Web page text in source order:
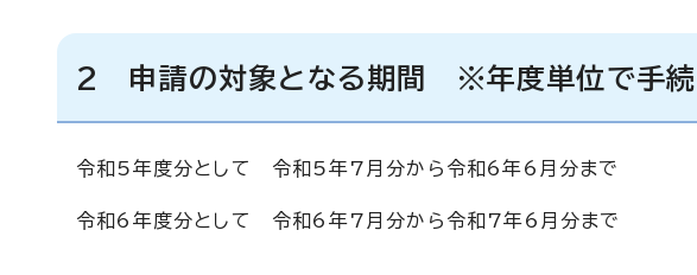
2 申請の対象となる期間 ※年度単位で手続
令和5年度分として 令和5年7月分から令和6年6月分まで
令和6年度分として 令和6年7月分から令和7年6月分まで